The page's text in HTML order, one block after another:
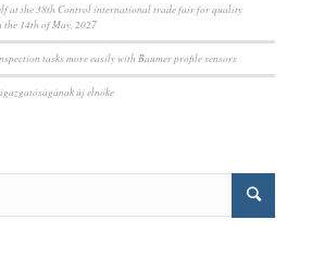
at the 38th Control international trade fair for quality
14th of May, 2027
tasks more easily with Baumer profile sensors
új elnöke